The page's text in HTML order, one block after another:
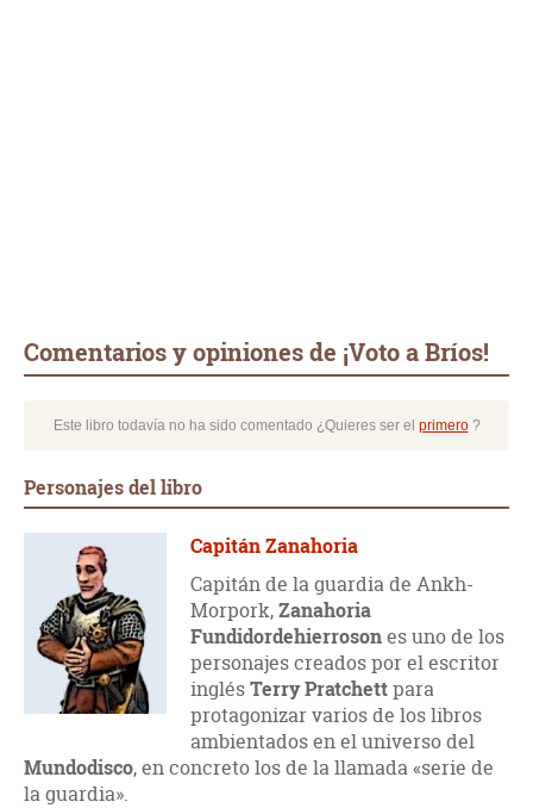
Comentarios y opiniones de ¡Voto a Bríos!
Este libro todavía no ha sido comentado ¿Quieres ser el primero?
Personajes del libro
Capitán Zanahoria
Capitán de la guardia de Ankh-
Morpork,Zanahoria
Fundidordehierrosones uno de los
personajes creados por el escritor
inglésTerry Pratchettpara
protagonizar varios de los libros
ambientados en el universo del
Mundodisco, en concreto los de la llamada «serie de
la guardia».